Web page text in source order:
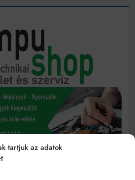
tartjuk az adatok